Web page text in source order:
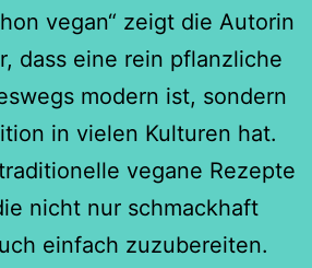
vegan“ zeigt die Autorin
dass eine rein pflanzliche
modern ist, sondern
in vielen Kulturen hat.
vegane Rezepte
nicht nur schmackhaft
einfach zuzubereiten.